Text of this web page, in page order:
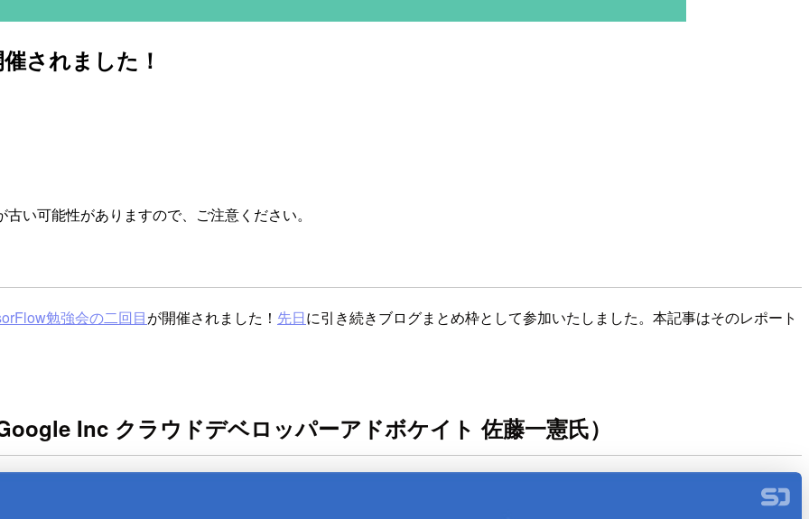
されました！
い可能性がありますので、ご注意ください。
勉強会の二回目が開催されました！ 先日に引き続きブログまとめ枠として参加いたしました。本記事はそのレポート
Inc クラウドデベロッパーアドボケイト 佐藤一憲氏）